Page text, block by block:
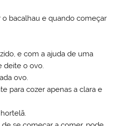
bacalhau e quando começar
e com a ajuda de uma
deite o ovo.
ovo.
para cozer apenas a clara e